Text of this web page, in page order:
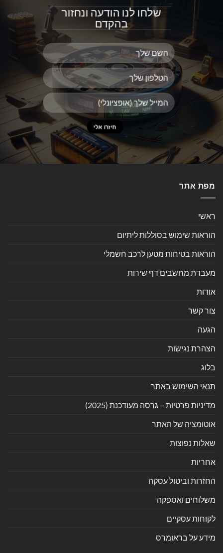
שלחו לנו הודעה ונחזור
בהקדם
מפת אתר
ראשי
הוראות שימוש בסוללות ליתיום
הוראות בטיחות מטען לרכב חשמלי
מעבדת מחשבים דף שירות
אודות
צור קשר
הגעה
הצהרת נגישות
בלוג
תנאי השימוש באתר
מדיניות פרטיות – גרסה מעודכנת (2025)
אוטומציה של האתר
שאלות נפוצות
אחריות
החזרות וביטול עסקה
משלוחים ואספקה
לקוחות עסקיים
מידע על בראומרס